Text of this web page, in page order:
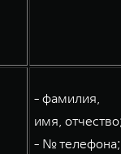
- фамилия,
имя,
- № телефона;